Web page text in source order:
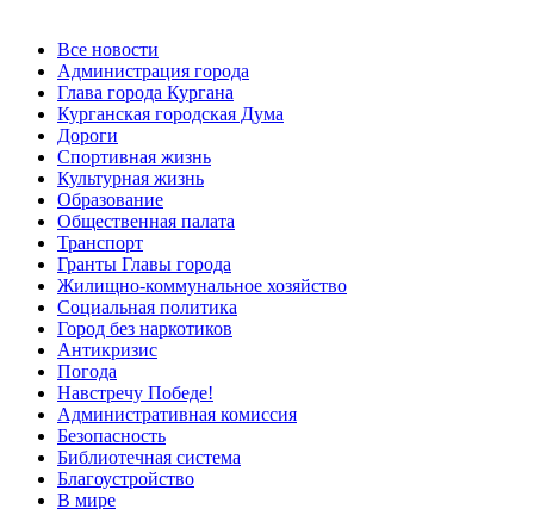
Все новости
Администрация города
Глава города Кургана
Курганская городская Дума
Дороги
Спортивная жизнь
Культурная жизнь
Образование
Общественная палата
Транспорт
Гранты Главы города
Жилищно-коммунальное хозяйство
Социальная политика
Город без наркотиков
Антикризис
Погода
Навстречу Победе!
Административная комиссия
Безопасность
Библиотечная система
Благоустройство
В мире